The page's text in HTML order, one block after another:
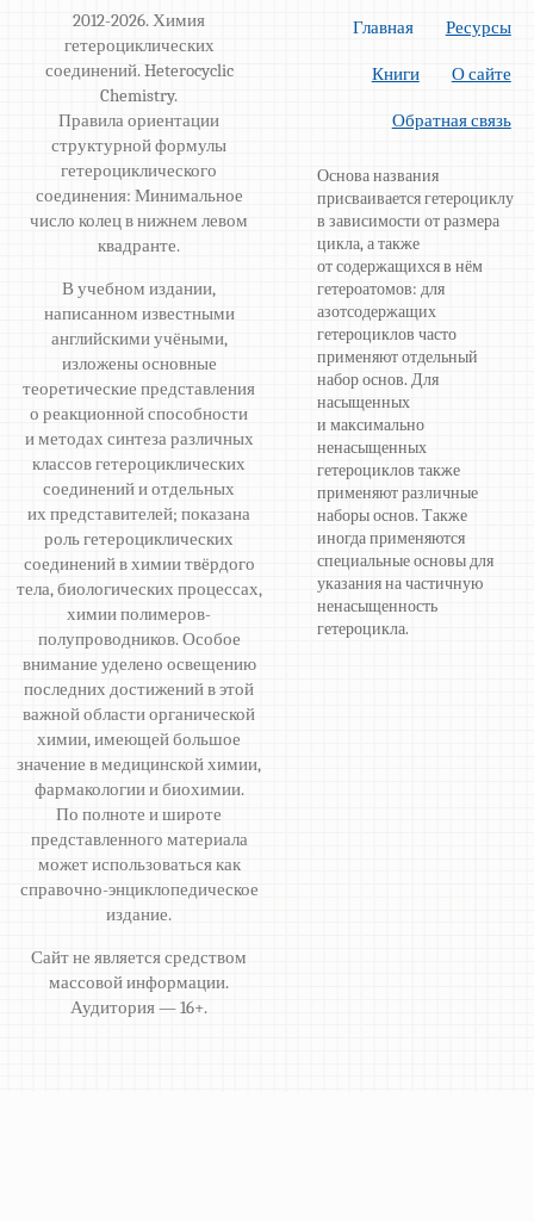
2012-2026. Химия
гетероциклических
соединений. Heterocyclic
Chemistry.
Правила ориентации
структурной формулы
гетероциклического
соединения: Минимальное
число колец в нижнем левом
квадранте.
В учебном издании,
написанном известными
английскими учёными,
изложены основные
теоретические представления
о реакционной способности
и методах синтеза различных
классов гетероциклических
соединений и отдельных
их представителей; показана
роль гетероциклических
соединений в химии твёрдого
тела, биологических процессах,
химии полимеров-
полупроводников. Особое
внимание уделено освещению
последних достижений в этой
важной области органической
химии, имеющей большое
значение в медицинской химии,
фармакологии и биохимии.
По полноте и широте
представленного материала
может использоваться как
справочно-энциклопедическое
издание.
Сайт не является средством
массовой информации.
Аудитория — 16+.
Главная Ресурсы
Книги О сайте
Обратная связь
Основа названия
присваивается гетероциклу
в зависимости от размера
цикла, а также
от содержащихся в нём
гетероатомов: для
азотсодержащих
гетероциклов часто
применяют отдельный
набор основ. Для
насыщенных
и максимально
ненасыщенных
гетероциклов также
применяют различные
наборы основ. Также
иногда применяются
специальные основы для
указания на частичную
ненасыщенность
гетероцикла.